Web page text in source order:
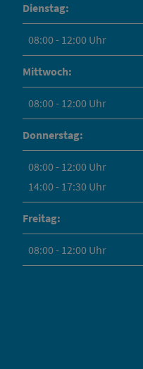
Dienstag:
08:00 - 12:00 Uhr
Mittwoch:
08:00 - 12:00 Uhr
Donnerstag:
08:00 - 12:00 Uhr
14:00 - 17:30 Uhr
Freitag:
08:00 - 12:00 Uhr